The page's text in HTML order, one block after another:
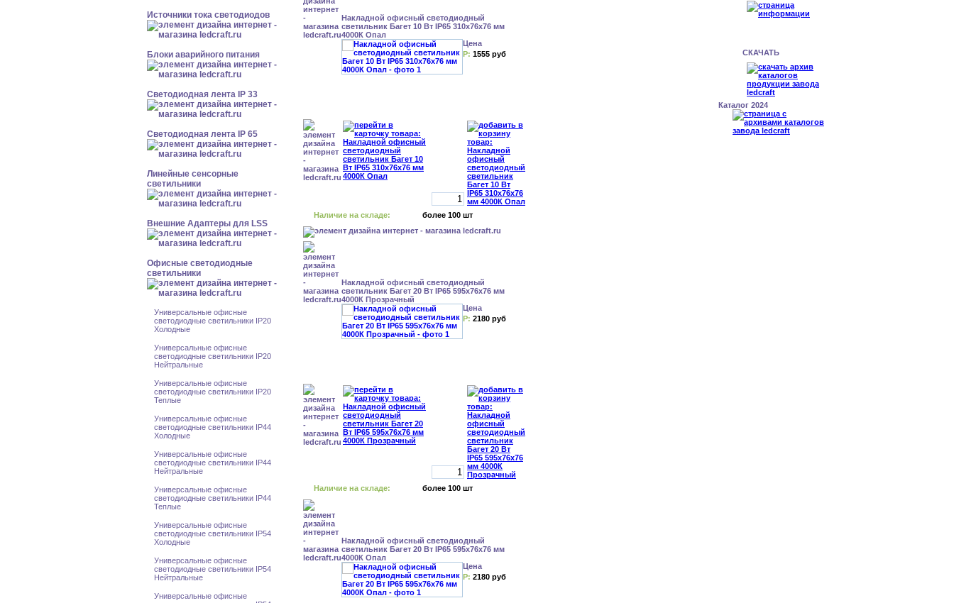
Источники тока светодиодов
Блоки аварийного питания
Светодиодная лента IP 33
Светодиодная лента IP 65
Линейные сенсорные
светильники
Внешние Адаптеры для LSS
Офисные светодиодные
светильники
Универсальные офисные
светодиодные светильники IP20
Холодные
Универсальные офисные
светодиодные светильники IP20
Нейтральные
Универсальные офисные
светодиодные светильники IP20
Теплые
Универсальные офисные
светодиодные светильники IP44
Холодные
Универсальные офисные
светодиодные светильники IP44
Нейтральные
Универсальные офисные
светодиодные светильники IP44
Теплые
Универсальные офисные
светодиодные светильники IP54
Холодные
Универсальные офисные
светодиодные светильники IP54
Нейтральные
Универсальные офисные
Накладной офисный светодиодный
светильник Багет 10 Вт IP65 310x76x76 мм
4000К Опал
Цена
Р: 1555 руб
Наличие на складе: более 100 шт
Накладной офисный светодиодный
светильник Багет 20 Вт IP65 595x76x76 мм
4000К Прозрачный
Цена
Р: 2180 руб
Наличие на складе: более 100 шт
Накладной офисный светодиодный
светильник Багет 20 Вт IP65 595x76x76 мм
4000К Опал
Цена
Р: 2180 руб
СКАЧАТЬ
Каталог 2024